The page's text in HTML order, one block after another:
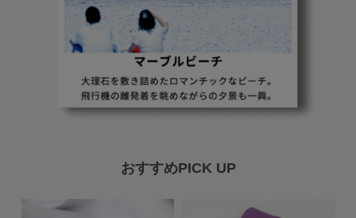
おすすめPICK UP